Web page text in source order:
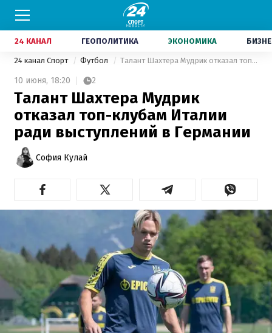
24 КАНАЛ ГЕОПОЛИТИКА ЭКОНОМИКА
24 канал Спорт Футбол Талант Шахтера Мудрик отказал топ-клубам Италии ради выступлений в Германии
10 июня, 18:20 2
Талант Шахтера Мудрик
отказал топ-клубам Италии
ради выступлений в Германии
София Кулай